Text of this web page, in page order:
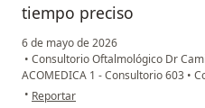
tiempo preciso
6 de mayo de 2026
• Consultorio Oftalmológico Dr
ACOMEDICA 1 - Consultorio 603 •
• en opinión del usuario ABM
Reportar